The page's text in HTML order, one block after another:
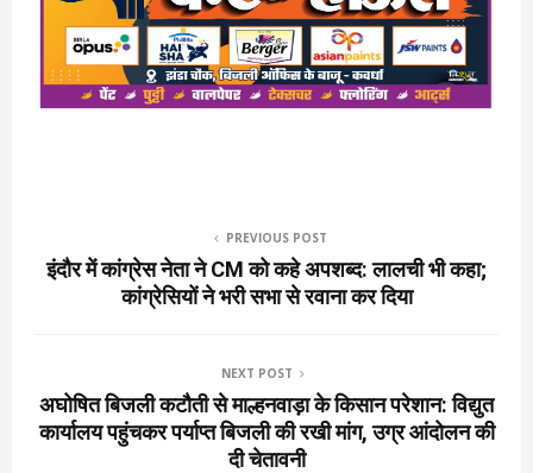
PREVIOUS POST
इंदौर में कांग्रेस नेता ने CM को कहे अपशब्द: लालची भी कहा;
कांग्रेसियों ने भरी सभा से रवाना कर दिया
NEXT POST
अघोषित बिजली कटौती से माल्हनवाड़ा के किसान परेशान: विद्युत
कार्यालय पहुंचकर पर्याप्त बिजली की रखी मांग, उग्र आंदोलन की
दी चेतावनी